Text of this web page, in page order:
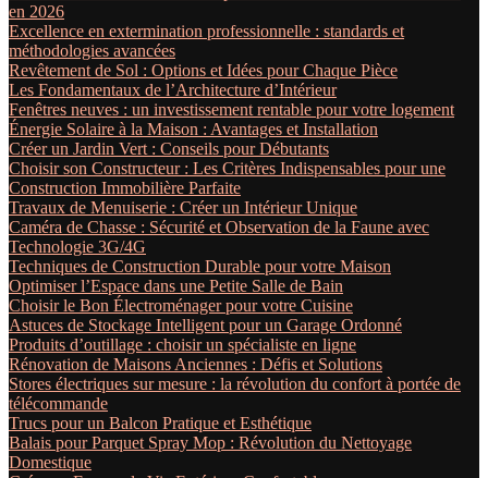
en 2026
Excellence en extermination professionnelle : standards et
méthodologies avancées
Revêtement de Sol : Options et Idées pour Chaque Pièce
Les Fondamentaux de l’Architecture d’Intérieur
Fenêtres neuves : un investissement rentable pour votre logement
Énergie Solaire à la Maison : Avantages et Installation
Créer un Jardin Vert : Conseils pour Débutants
Choisir son Constructeur : Les Critères Indispensables pour une
Construction Immobilière Parfaite
Travaux de Menuiserie : Créer un Intérieur Unique
Caméra de Chasse : Sécurité et Observation de la Faune avec
Technologie 3G/4G
Techniques de Construction Durable pour votre Maison
Optimiser l’Espace dans une Petite Salle de Bain
Choisir le Bon Électroménager pour votre Cuisine
Astuces de Stockage Intelligent pour un Garage Ordonné
Produits d’outillage : choisir un spécialiste en ligne
Rénovation de Maisons Anciennes : Défis et Solutions
Stores électriques sur mesure : la révolution du confort à portée de
télécommande
Trucs pour un Balcon Pratique et Esthétique
Balais pour Parquet Spray Mop : Révolution du Nettoyage
Domestique